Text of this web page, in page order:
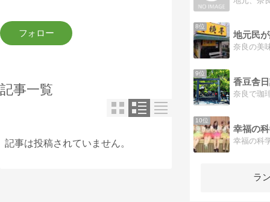
記事一覧
記事は投稿されていません。
8位
地元民
9位
香豆舎
10位
ラ